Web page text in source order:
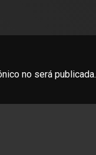
no será publicada.